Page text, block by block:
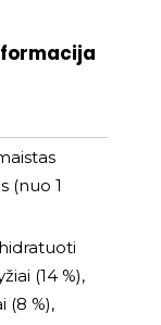
(nuo 1
(14 %),
(8 %),